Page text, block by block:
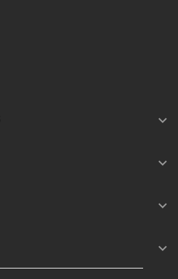



